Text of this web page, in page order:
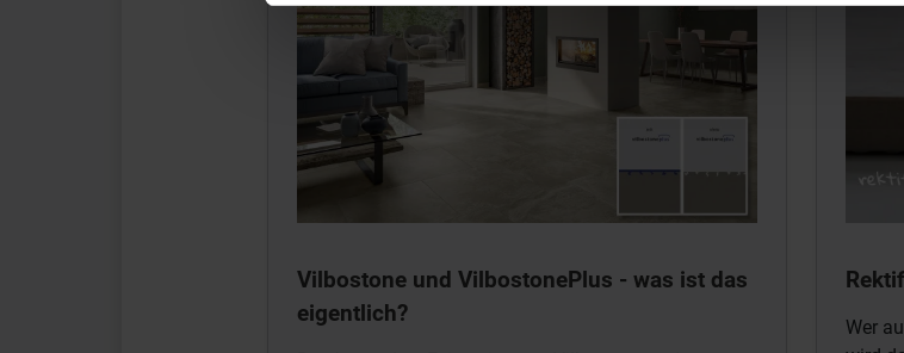
Vilbostone und VilbostonePlus - was ist das
eigentlich?
Wer